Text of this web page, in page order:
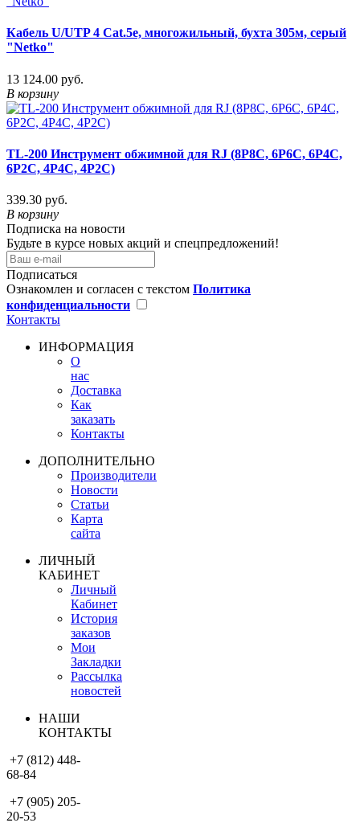
Кабель U/UTP 4 Cat.5e, многожильный, бухта 305м, серый
"Netko"
13 124.00 руб.
В корзину
TL-200 Инструмент обжимной для RJ (8P8C, 6P6C, 6P4C,
6Р2С, 4P4C, 4Р2С)
339.30 руб.
В корзину
Подписка на новости
Будьте в курсе новых акций и спецпредложений!
Подписаться
Ознакомлен и согласен с текстом Политика
конфиденциальности
Контакты
ИНФОРМАЦИЯ
О
нас
Доставка
Как
заказать
Контакты
ДОПОЛНИТЕЛЬНО
Производители
Новости
Статьи
Карта
сайта
ЛИЧНЫЙ
КАБИНЕТ
Личный
Кабинет
История
заказов
Мои
Закладки
Рассылка
новостей
НАШИ
КОНТАКТЫ
+7 (812) 448-
68-84
+7 (905) 205-
20-53